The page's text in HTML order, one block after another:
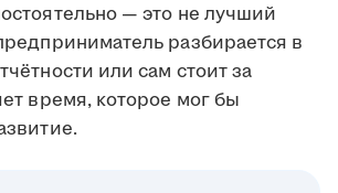
— это не лучший
разбирается в
или сам стоит за
время, которое мог бы